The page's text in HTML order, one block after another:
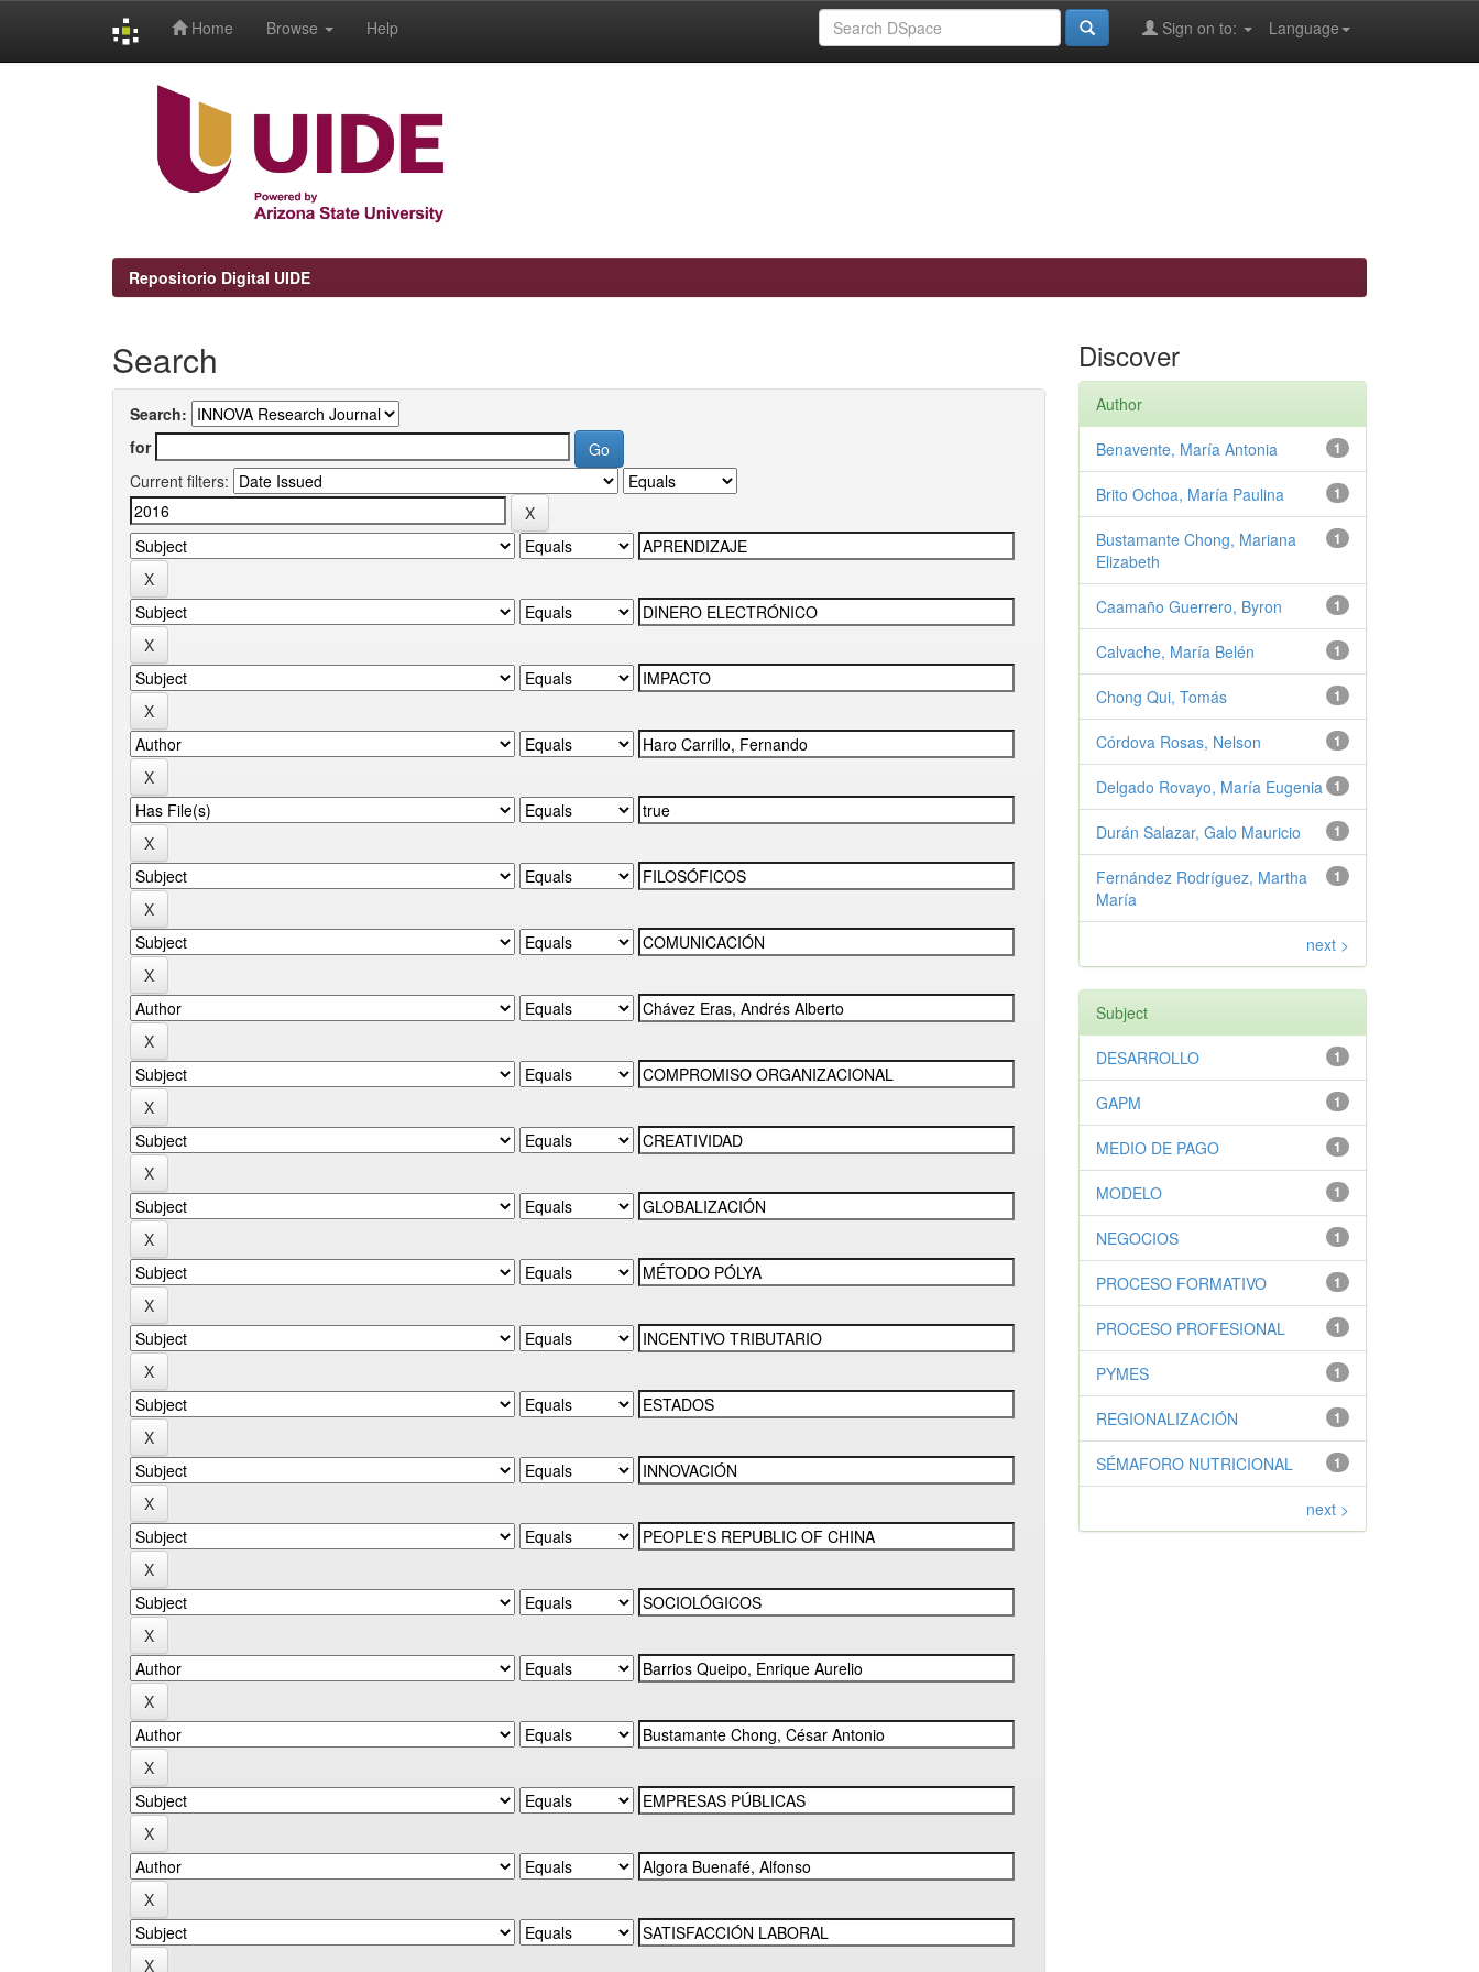
Home Browse Help Language
Sign on to:
Repositorio Digital UIDE
Search
Search:
for
Current filters:
Discover
Author
1
Benavente, María Antonia
1
Brito Ochoa, María Paulina
1
Bustamante Chong, Mariana
Elizabeth
1
Caamaño Guerrero, Byron
1
Calvache, María Belén
1
Chong Qui, Tomás
1
Córdova Rosas, Nelson
1
Delgado Rovayo, María Eugenia
1
Durán Salazar, Galo Mauricio
1
Fernández Rodríguez, Martha
María
next >
Subject
1
DESARROLLO
1
GAPM
1
MEDIO DE PAGO
1
MODELO
1
NEGOCIOS
1
PROCESO FORMATIVO
1
PROCESO PROFESIONAL
1
PYMES
1
REGIONALIZACIÓN
1
SÉMAFORO NUTRICIONAL
next >